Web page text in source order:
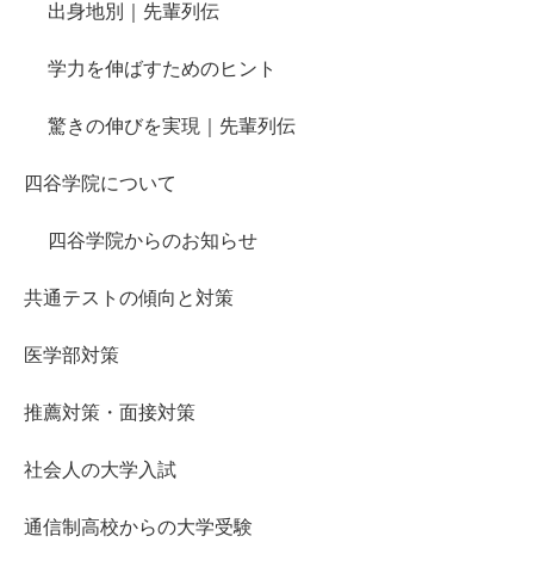
出身地別｜先輩列伝
学力を伸ばすためのヒント
驚きの伸びを実現｜先輩列伝
四谷学院について
四谷学院からのお知らせ
共通テストの傾向と対策
医学部対策
推薦対策・面接対策
社会人の大学入試
通信制高校からの大学受験